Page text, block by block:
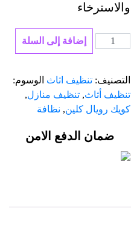
والاسترخاء
إضافة إلى السلة
التصنيف:تنظيف اثاث الوسوم:
تنظيف أثاث,تنظيف منازل,
كويك رويال كلين, نظافة
ضمان الدفع الامن